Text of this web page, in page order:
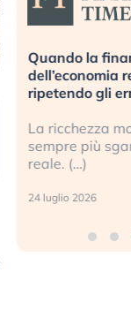
Quando la
dell’economia
ripetendo gli
La ricchezza
sempre più
reale. (…)
24 luglio 2026